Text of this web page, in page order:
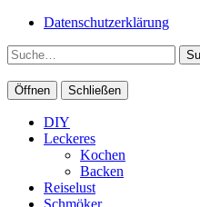
Datenschutzerklärung
Suche
Öffnen Schließen
DIY
Leckeres
Kochen
Backen
Reiselust
Schmöker